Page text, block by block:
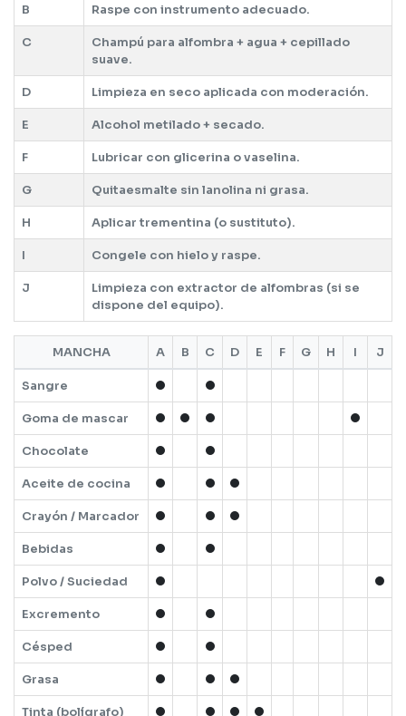
B Raspe con instrumento adecuado.
C
Champú para alfombra + agua + cepillado
suave.
D Limpieza en seco aplicada con moderación.
E Alcohol metilado + secado.
F Lubricar con glicerina o vaselina.
G Quitaesmalte sin lanolina ni grasa.
H Aplicar trementina (o sustituto).
I Congele con hielo y raspe.
J
Limpieza con extractor de alfombras (si se
dispone del equipo).
MANCHA A B C D E F G H I J
Sangre
Goma de mascar
Chocolate
Aceite de cocina
Crayón / Marcador
Bebidas
Polvo / Suciedad
Excremento
Césped
Grasa
Tinta (bolígrafo)